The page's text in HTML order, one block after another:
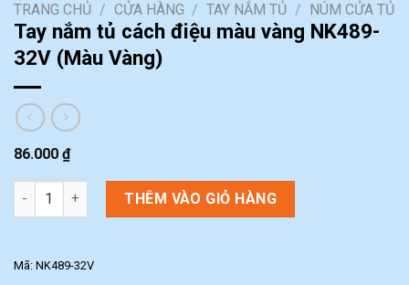
TRANG CHỦ / CỬA HÀNG / TAY NẮM TỦ / NÚM CỬA TỦ
Tay nắm tủ cách điệu màu vàng NK489-
32V (Màu Vàng)
86.000 ₫
Tay nắm tủ cách điệu màu vàng NK489-32V (Màu Vàng) số
THÊM VÀO GIỎ HÀNG
Mã: NK489-32V